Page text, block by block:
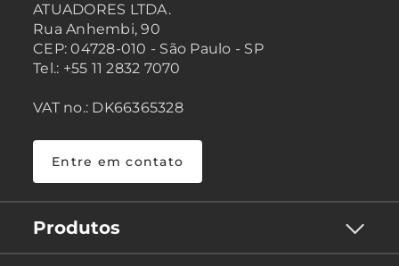
ATUADORES LTDA.
Rua Anhembi, 90
CEP: 04728-010 - São Paulo - SP
Tel.: +55 11 2832 7070
VAT no.: DK66365328
Entre em contato
Produtos